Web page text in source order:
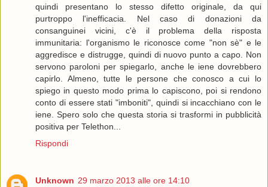
quindi presentano lo stesso difetto originale, da qui
purtroppo l'inefficacia. Nel caso di donazioni da
consanguinei vicini, c'è il problema della risposta
immunitaria: l'organismo le riconosce come "non sè" e le
aggredisce e distrugge, quindi di nuovo punto a capo. Non
servono paroloni per spiegarlo, anche le iene dovrebbero
capirlo. Almeno, tutte le persone che conosco a cui lo
spiego in questo modo prima lo capiscono, poi si rendono
conto di essere stati "imboniti", quindi si incacchiano con le
iene. Spero solo che questa storia si trasformi in pubblicità
positiva per Telethon...
Rispondi
Unknown 29 marzo 2013 alle ore 14:10